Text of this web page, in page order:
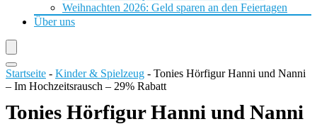
Weihnachten 2026: Geld sparen an den Feiertagen
Über uns
Startseite - Kinder & Spielzeug - Tonies Hörfigur Hanni und Nanni
– Im Hochzeitsrausch – 29% Rabatt
Tonies Hörfigur Hanni und Nanni